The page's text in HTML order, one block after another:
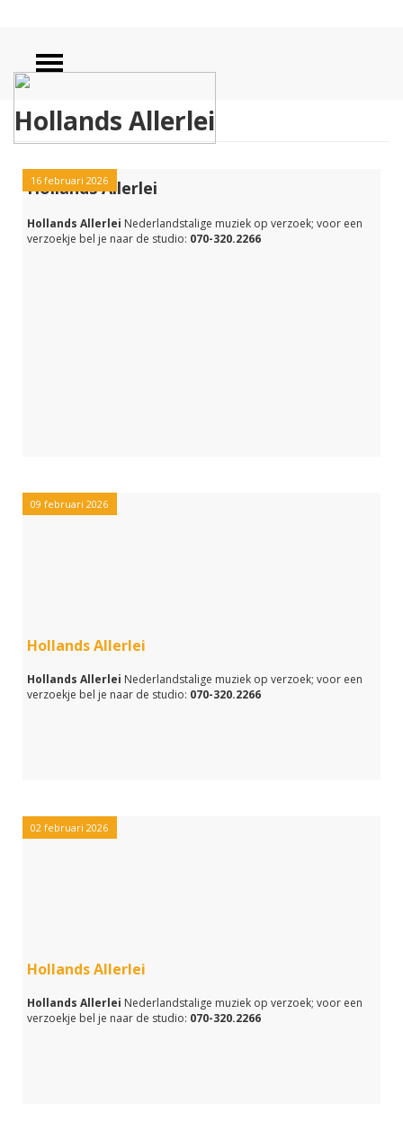
Hollands Allerlei
16 februari 2026
Hollands Allerlei
Hollands Allerlei Nederlandstalige muziek op verzoek; voor een
verzoekje bel je naar de studio: 070-320.2266
09 februari 2026
Hollands Allerlei
Hollands Allerlei Nederlandstalige muziek op verzoek; voor een
verzoekje bel je naar de studio: 070-320.2266
02 februari 2026
Hollands Allerlei
Hollands Allerlei Nederlandstalige muziek op verzoek; voor een
verzoekje bel je naar de studio: 070-320.2266